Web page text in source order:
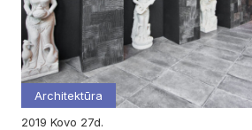
Architektūra
2019
kovo 27d.